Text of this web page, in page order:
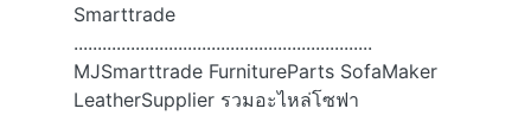
Smarttrade
...............................................................
MJSmarttrade FurnitureParts SofaMaker
LeatherSupplier รวมอะไหล่โซฟา